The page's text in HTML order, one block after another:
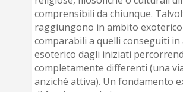
comprensibili da chiunque.
raggiungono in ambito
comparabili a quelli conseguiti in
esoterico dagli iniziati
completamente differenti (una
anziché attiva). Un fondamento